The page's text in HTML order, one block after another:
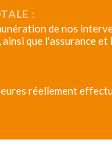
:
de nos
que l'assurance
réellement